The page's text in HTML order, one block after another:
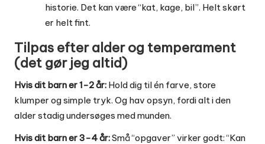
historie. Det kan være “kat, kage, bil”. Helt skørt
er helt fint.
Tilpas efter alder og temperament
(det gør jeg altid)
Hvis dit barn er 1-2 år: Hold dig til én farve, store
klumper og simple tryk. Og hav opsyn, fordi alt i den
alder stadig undersøges med munden.
Hvis dit barn er 3-4 år:Små “opgaver” virker godt: “Kan